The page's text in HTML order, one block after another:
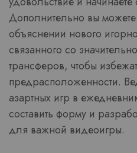
Дополнительно вы можете
объяснении нового
связанного со
трансферов, чтобы
предрасположенности.
азартных игр в
составить форму и
для важной видеоигры.